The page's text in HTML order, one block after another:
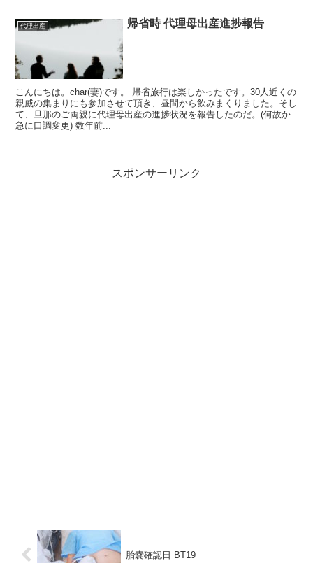
代理出産 帰省時 代理母出産進捗報告
こんにちは。char(妻)です。 帰省旅行は楽しかったです。30人近くの
親戚の集まりにも参加させて頂き、昼間から飲みまくりました。そし
て、旦那のご両親に代理母出産の進捗状況を報告したのだ。(何故か
急に口調変更) 数年前...
スポンサーリンク
胎嚢確認日 BT19